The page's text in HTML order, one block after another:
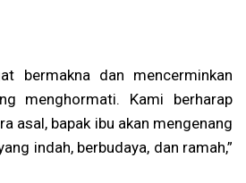
bermakna dan mencerminkan
menghormati. Kami berharap
asal, bapak ibu akan mengenang
indah, berbudaya, dan ramah,”